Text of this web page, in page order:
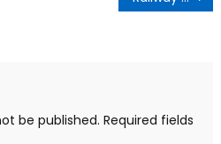
be published. Required fields